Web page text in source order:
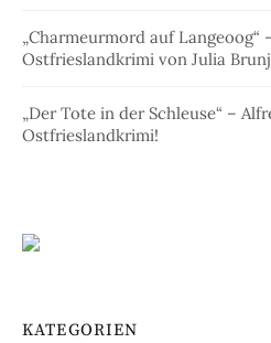
„Charmeurmord auf Langeoog“
Ostfrieslandkrimi von Julia
„Der Tote in der Schleuse“ –
Ostfrieslandkrimi!
KATEGORIEN